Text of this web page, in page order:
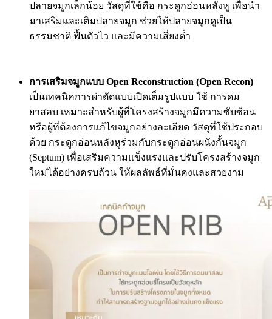
ปลายจมูกเล็กน้อย วัสดุที่ใช้คือ กระดูกอ่อนหลังหู เพื่อนำ
มาเสริมและเติมปลายจมูก ช่วยให้ปลายจมูกดูเป็น
ธรรมชาติ ฟื้นตัวไว และมีความเสี่ยงต่ำ
การเสริมจมูกแบบ Open Reconstruction (Open Recon)
เป็นเทคนิคการผ่าตัดแบบเปิดเต็มรูปแบบ ใช้ การดม
ยาสลบ เหมาะสำหรับผู้ที่โครงสร้างจมูกมีความซับซ้อน
หรือผู้ที่ต้องการแก้ไขจมูกอย่างละเอียด วัสดุที่ใช้ประกอบ
ด้วย กระดูกอ่อนหลังหูร่วมกับกระดูกอ่อนผนังกั้นจมูก
(Septum) เพื่อเสริมความแข็งแรงและปรับโครงสร้างจมูก
ใหม่ได้อย่างครบถ้วน ให้ผลลัพธ์ที่มั่นคงและสวยงาม